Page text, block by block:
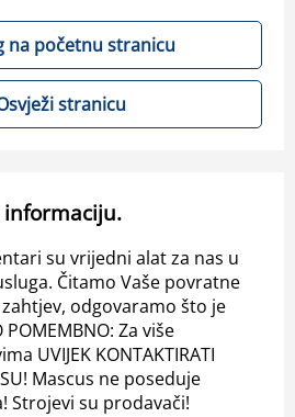
na početnu stranicu
stranicu
su vrijedni alat za nas u
Čitamo Vaše povratne
odgovaramo što je
Za više
UVIJEK KONTAKTIRATI
Mascus ne poseduje
Strojevi su prodavači!